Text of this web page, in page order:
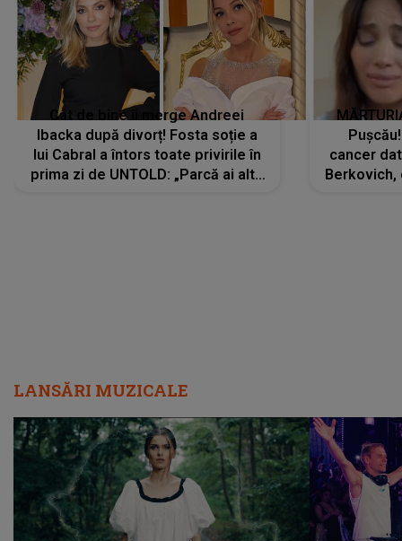
Cât de bine îi merge Andreei
Ibacka după divorț! Fosta soție a
lui Cabral a întors toate privirile în
prima zi de UNTOLD: „Parcă ai altă
cancer
Berkovich,
LANSĂRI MUZICALE